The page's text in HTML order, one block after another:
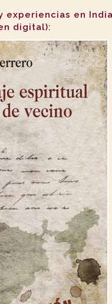
experiencias en
digital):